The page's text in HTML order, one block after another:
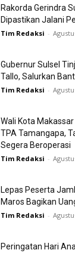
Rakorda Gerindra
Dipastikan Jalani
Tim Redaksi -
Gubernur Sulsel
Tallo, Salurkan
Tim Redaksi -
Wali Kota
TPA Tamangapa,
Segera Beroperasi
Tim Redaksi -
Lepas Peserta
Maros Bagikan
Tim Redaksi -
Peringatan Hari